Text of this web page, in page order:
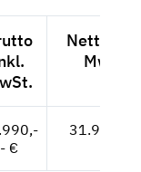
Netto
MwSt.
- €
31.924,--